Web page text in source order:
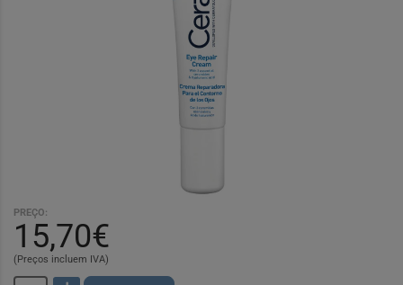
PREÇO:
15,70€
(Preços incluem IVA)